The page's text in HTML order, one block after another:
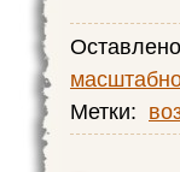
Метки: